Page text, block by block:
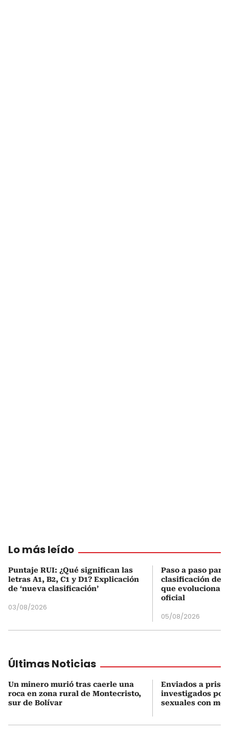
Lo más leído
Puntaje RUI: ¿Qué significan las
letras A1, B2, C1 y D1? Explicación
de ‘nueva clasificación’
03/08/2026
Paso a paso
clasificación del
que evoluciona
oficial
05/08/2026
Últimas Noticias
Un minero murió tras caerle una
roca en zona rural de Montecristo,
sur de Bolívar
Enviados a
investigados por
sexuales con